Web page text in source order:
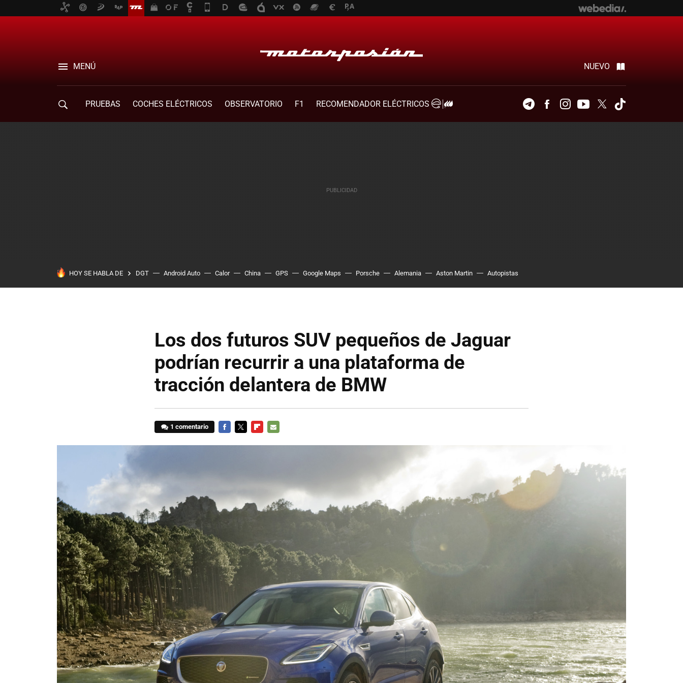
MENÚ NUEVO
PRUEBAS COCHES ELÉCTRICOS OBSERVATORIO F1
RECOMENDADOR ELÉCTRICOS
TelegramFacebookInstagramYoutubeTwitter
HOY SE HABLA DE DGT Android Auto Calor China GPS Google Maps Porsche Alemania Aston Martin Autopistas
Los dos futuros SUV pequeños de Jaguar
podrían recurrir a una plataforma de
tracción delantera de BMW
1 comentario